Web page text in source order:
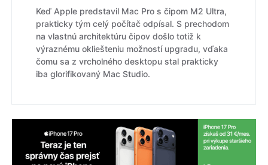
Keď Apple predstavil Mac Pro s čipom M2 Ultra,
prakticky tým celý počítač odpísal. S prechodom
na vlastnú architektúru čipov došlo totiž k
výraznému okliešteniu možností upgradu, vďaka
čomu sa z vrcholného desktopu stal prakticky
iba glorifikovaný Mac Studio.